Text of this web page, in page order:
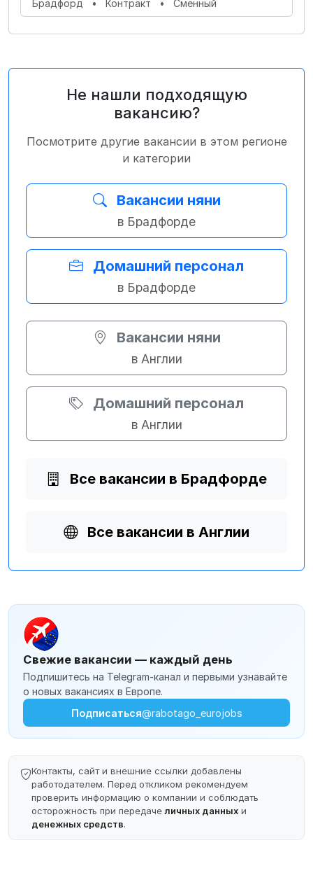
Брадфорд • Контракт • Сменный
Не нашли подходящую
вакансию?
Посмотрите другие вакансии в этом регионе
и категории
Вакансии няни
в Брадфорде
Домашний персонал
в Брадфорде
Вакансии няни
в Англии
Домашний персонал
в Англии
Все вакансии в Брадфорде
Все вакансии в Англии
Свежие вакансии — каждый день
Подпишитесь на Telegram-канал и первыми узнавайте
о новых вакансиях в Европе.
Подписаться@rabotago_eurojobs
Контакты, сайт и внешние ссылки добавлены
работодателем. Перед откликом рекомендуем
проверить информацию о компании и соблюдать
осторожность при передачеличных данных и
денежных средств.